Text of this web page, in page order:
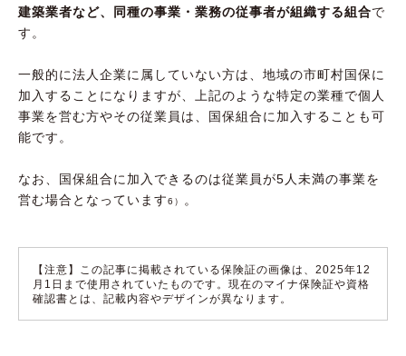
建築業者など、同種の事業・業務の従事者が組織する組合で
す。
一般的に法人企業に属していない方は、地域の市町村国保に
加入することになりますが、上記のような特定の業種で個人
事業を営む方やその従業員は、国保組合に加入することも可
能です。
なお、国保組合に加入できるのは従業員が5人未満の事業を
営む場合となっています6） 。
【注意】この記事に掲載されている保険証の画像は、2025年12
月1日まで使用されていたものです。現在のマイナ保険証や資格
確認書とは、記載内容やデザインが異なります。